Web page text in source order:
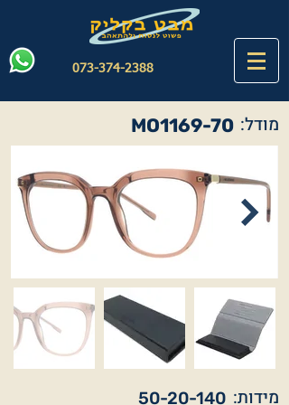
073-374-2388
MO1169-70 מודל:
50-20-140 מידות: